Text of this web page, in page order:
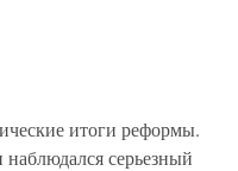
итоги реформы.
наблюдался серьезный